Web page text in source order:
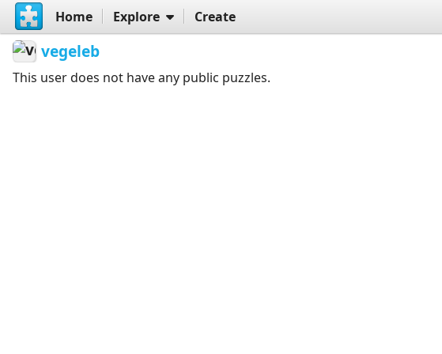
Home Explore Create
vegeleb
This user does not have any public puzzles.